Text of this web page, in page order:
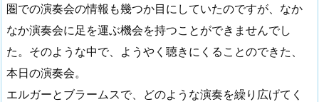
圏での演奏会の情報も幾つか目にしていたのですが、なか
なか演奏会に足を運ぶ機会を持つことができませんでし
た。そのような中で、ようやく聴きにくることのできた、
本日の演奏会。
エルガーとブラームスで、どのような演奏を繰り広げてく